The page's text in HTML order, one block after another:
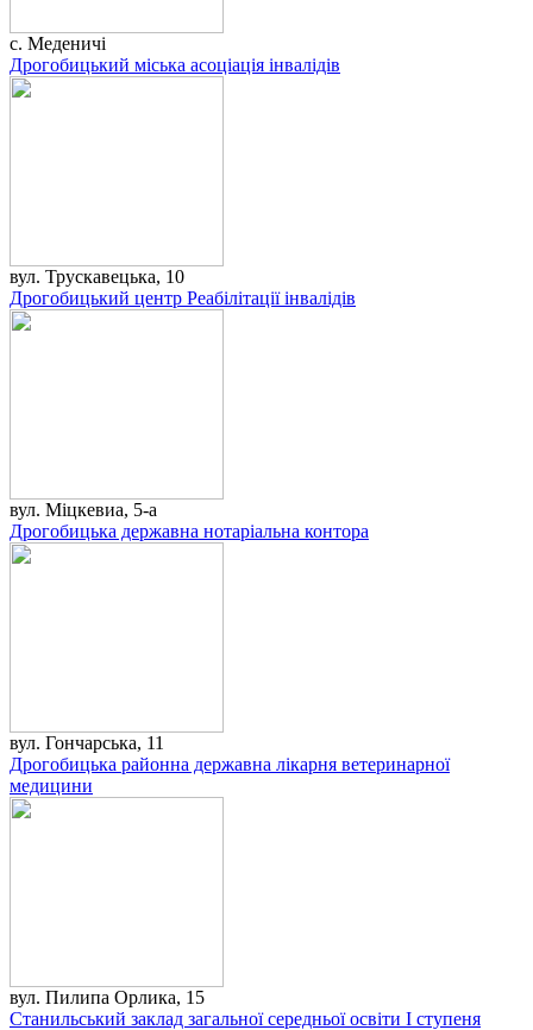
с. Меденичі
Дрогобицький міська асоціація інвалідів
вул. Трускавецька, 10
Дрогобицький центр Реабілітації інвалідів
вул. Міцкевиа, 5-а
Дрогобицька державна нотаріальна контора
вул. Гончарська, 11
Дрогобицька районна державна лікарня ветеринарної
медицини
вул. Пилипа Орлика, 15
Станильський заклад загальної середньої освіти І ступеня